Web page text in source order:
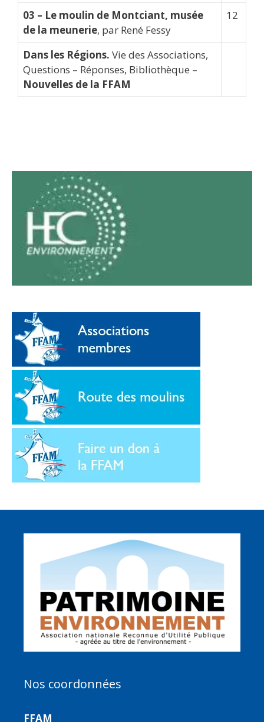
03 – Le moulin de Montciant, musée
de la meunerie, par René Fessy
12
Dans les Régions. Vie des Associations,
Questions – Réponses, Bibliothèque –
Nouvelles de la FFAM
Nos coordonnées
FFAM